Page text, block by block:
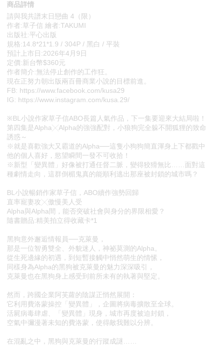
商品詳情
請與我共譜末日戀曲 4（限）
作者:草子信 繪者:TAKUMI
出版社:平心出版
規格:14.8*21*1.9 / 304P / 黑白 / 平裝
預計上市日:2026年4月9日
定價:新台幣$360元
作者簡介:無法停止創作的工作狂。
現在正努力朝出版兩百冊商業小說的目標前進。
FB: https://www.facebook.com/kusa29
IG: https://www.instagram.com/kusa.29/
※BL小說作家草子信ABO長篇人氣作品，下一集要迎來大結局啦！
第四集是Alpha╳Alpha的強強配對，小狼狗完全躲不開狐狸的致命
誘惑～
※就是喜歡強大又霸道的Alpha──這隻小狗狗簡直渾身上下都戳中
他的個人喜好，慾望瞬間一發不可收拾！
※新型「變異體」好像被打通任督二脈，變得狡猾無比……面對這
種劇情走向，這群倒楣鬼真的能順利逃出那座被封鎖的城市嗎？
BL小說暢銷作家草子信，ABO續作強勢回歸
直率寵妻攻╳傲慢美人受
Alpha與Alpha間，能否突破社會與身分的界限相愛？
隨書贈品:精美拍立得收藏卡*1
黑狗意外邂逅情報員──克萊曼，
那是一位智勇雙全、外貌迷人，神祕莫測的Alpha。
從生死邊緣的初遇，到短暫接觸中悄然萌生的情愫，
同樣身為Alpha的黑狗被克萊曼的魅力深深吸引，
克萊曼也在黑狗身上感受到前所未有的執著與堅定。
然而，跨國企業阿芙蘿的陰謀正悄然展開：
它利用費洛蒙操控「變異體」，企圖將病毒擴散至全球。
活屍病毒肆虐、「變異體」現身，城市再度被迫封鎖，
空氣中彌漫著未知的費洛蒙，使得敵我難以分辨。
在混亂之中，黑狗與克萊曼的行蹤成謎……